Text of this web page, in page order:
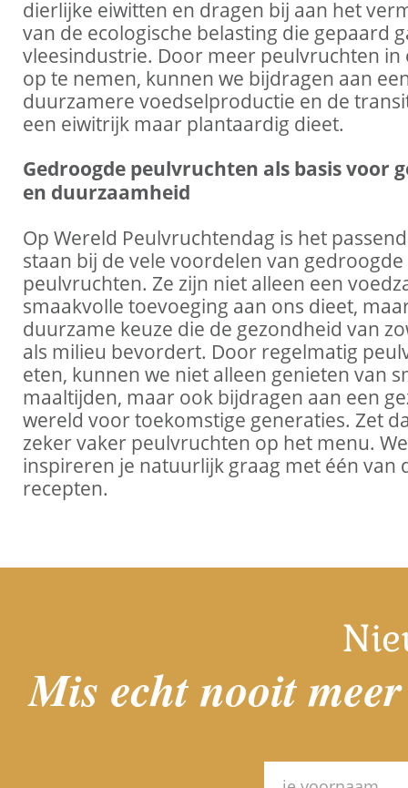
dierlijke eiwitten en dragen bij aan het
van de ecologische belasting die gepaard
vleesindustrie. Door meer peulvruchten in
op te nemen, kunnen we bijdragen aan
duurzamere voedselproductie en de
een eiwitrijk maar plantaardig dieet.
Gedroogde peulvruchten als basis voor
en duurzaamheid
Op Wereld Peulvruchtendag is het
staan bij de vele voordelen van gedroogde
peulvruchten. Ze zijn niet alleen een
smaakvolle toevoeging aan ons dieet,
duurzame keuze die de gezondheid van
als milieu bevordert. Door regelmatig
eten, kunnen we niet alleen genieten van
maaltijden, maar ook bijdragen aan een
wereld voor toekomstige generaties. Zet
zeker vaker peulvruchten op het menu. We
inspireren je natuurlijk graag met één van
recepten.
Mis echt nooit